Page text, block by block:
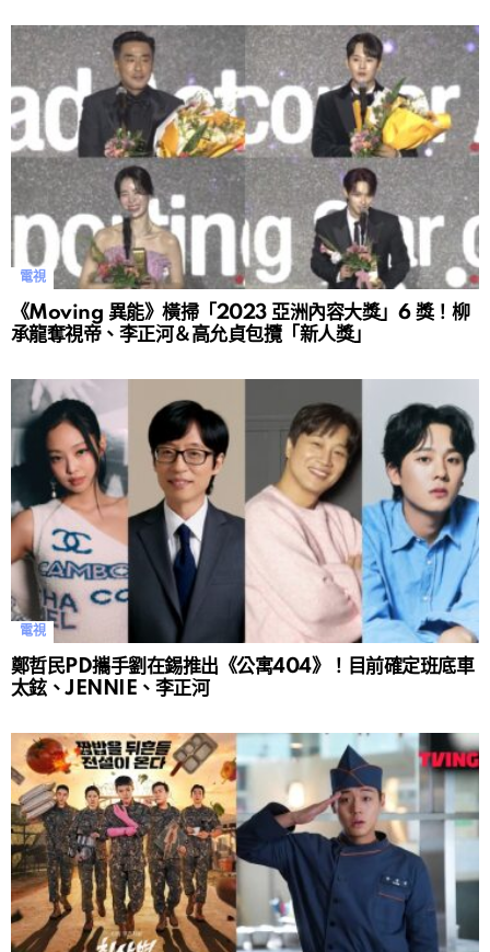
電視
《Moving 異能》橫掃「2023 亞洲內容大獎」6 獎！柳
承龍奪視帝、李正河＆高允貞包攬「新人獎」
電視
鄭哲民PD攜手劉在錫推出《公寓404》！目前確定班底車
太鉉、JENNIE、李正河